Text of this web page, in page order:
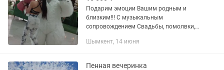
Подарим эмоции Вашим родным и
близким!!! С музыкальным
сопровождением Свадьбы, помолвки,
частные, корпоративные Школьные
рождественские...
Шымкент, 14 июня
Пенная вечеринка